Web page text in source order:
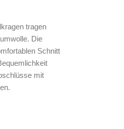
tragen
Die
Schnitt
mit